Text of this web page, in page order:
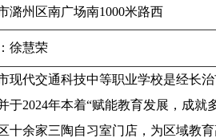
治市潞州区南广场南
系人：徐慧荣 用人单
现代交通科技中等职业学校是经长
于2024年本着“赋能教育发展，成
十余家三陶自习室门店，为区域教